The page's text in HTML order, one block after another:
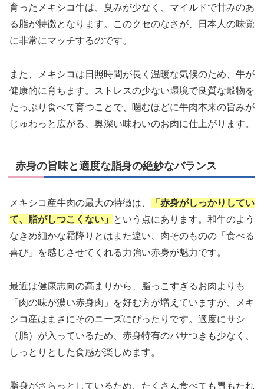
育ったメキシコ牛は、臭みが少なく、マイルドで甘みのあ
る脂が特徴となります。このクセのなさが、日本人の味覚
に非常にマッチするのです。
また、メキシコは日照時間が長く温暖な気候のため、牛が
健康的に育ちます。ストレスの少ない環境で良質な穀物を
たっぷり食べて育つことで、噛むほどに牛肉本来の旨みが
じゅわっと広がる、奥深い味わいのお肉に仕上がります。
赤身の旨味と適度な脂身の絶妙なバランス
メキシコ産牛肉の最大の特徴は、
「赤身がしっかりしてい
て、脂がしつこくない」
という点にあります。和牛のよう
なきめ細かな霜降りとはまた違い、肉そのものの「食べる
喜び」を感じさせてくれる力強い赤身が魅力です。
最近は健康志向の高まりから、脂っこすぎるお肉よりも
「肉の味が濃い赤身肉」を好む方が増えていますが、メキ
シコ産はまさにそのニーズにぴったりです。適度にサシ
（脂）が入っているため、赤身特有のパサつきも少なく、
しっとりとした食感が楽しめます。
脂身がさらっとしているため、たくさん食べても胃もたれ